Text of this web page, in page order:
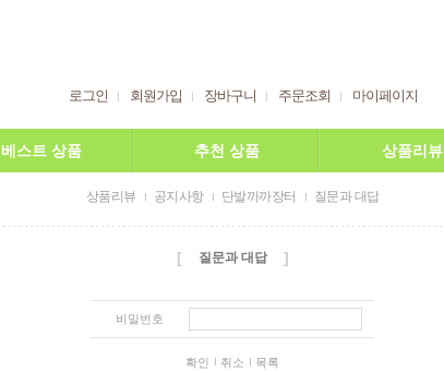
로그인 회원가입 장바구니 주문조회 마이페이지
베스트 상품 추천 상품 상품리뷰
상품리뷰 공지사항 단발까까장터 질문과 대답
[ 질문과 대답 ]
비밀번호
확인 취소 목록